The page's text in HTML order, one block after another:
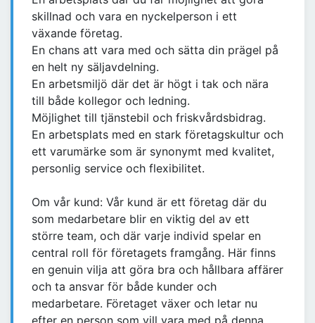
skillnad och vara en nyckelperson i ett
växande företag.
En chans att vara med och sätta din prägel på
en helt ny säljavdelning.
En arbetsmiljö där det är högt i tak och nära
till både kollegor och ledning.
Möjlighet till tjänstebil och friskvårdsbidrag.
En arbetsplats med en stark företagskultur och
ett varumärke som är synonymt med kvalitet,
personlig service och flexibilitet.
Om vår kund: Vår kund är ett företag där du
som medarbetare blir en viktig del av ett
större team, och där varje individ spelar en
central roll för företagets framgång. Här finns
en genuin vilja att göra bra och hållbara affärer
och ta ansvar för både kunder och
medarbetare. Företaget växer och letar nu